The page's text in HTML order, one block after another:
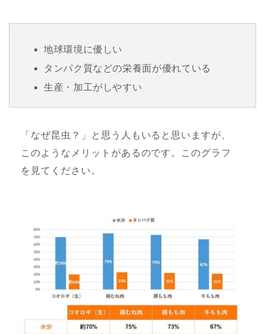
地球環境に優しい
タンパク質などの栄養面が優れている
生産・加工がしやすい
「なぜ昆虫？」と思う人もいると思いますが、
このようなメリットがあるのです。このグラフ
を見てください。